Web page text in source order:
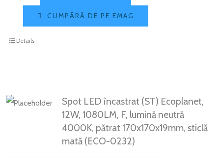
CUMPĂRĂ DE PE EMAG
Details
Spot LED încastrat (ST) Ecoplanet,
12W, 1080LM, F, lumină neutră
4000K, pătrat 170x170x19mm, sticlă
mată (ECO-0232)